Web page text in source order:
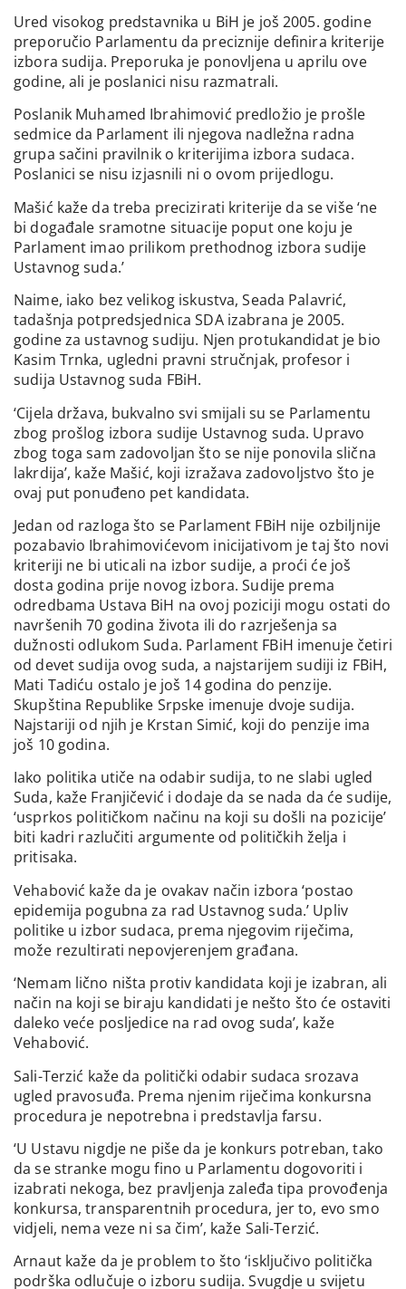
Ured visokog predstavnika u BiH je još 2005. godine
preporučio Parlamentu da preciznije definira kriterije
izbora sudija. Preporuka je ponovljena u aprilu ove
godine, ali je poslanici nisu razmatrali.
Poslanik Muhamed Ibrahimović predložio je prošle
sedmice da Parlament ili njegova nadležna radna
grupa sačini pravilnik o kriterijima izbora sudaca.
Poslanici se nisu izjasnili ni o ovom prijedlogu.
Mašić kaže da treba precizirati kriterije da se više ‘ne
bi događale sramotne situacije poput one koju je
Parlament imao prilikom prethodnog izbora sudije
Ustavnog suda.’
Naime, iako bez velikog iskustva, Seada Palavrić,
tadašnja potpredsjednica SDA izabrana je 2005.
godine za ustavnog sudiju. Njen protukandidat je bio
Kasim Trnka, ugledni pravni stručnjak, profesor i
sudija Ustavnog suda FBiH.
‘Cijela država, bukvalno svi smijali su se Parlamentu
zbog prošlog izbora sudije Ustavnog suda. Upravo
zbog toga sam zadovoljan što se nije ponovila slična
lakrdija’, kaže Mašić, koji izražava zadovoljstvo što je
ovaj put ponuđeno pet kandidata.
Jedan od razloga što se Parlament FBiH nije ozbiljnije
pozabavio Ibrahimovićevom inicijativom je taj što novi
kriteriji ne bi uticali na izbor sudije, a proći će još
dosta godina prije novog izbora. Sudije prema
odredbama Ustava BiH na ovoj poziciji mogu ostati do
navršenih 70 godina života ili do razrješenja sa
dužnosti odlukom Suda. Parlament FBiH imenuje četiri
od devet sudija ovog suda, a najstarijem sudiji iz FBiH,
Mati Tadiću ostalo je još 14 godina do penzije.
Skupština Republike Srpske imenuje dvoje sudija.
Najstariji od njih je Krstan Simić, koji do penzije ima
još 10 godina.
Iako politika utiče na odabir sudija, to ne slabi ugled
Suda, kaže Franjičević i dodaje da se nada da će sudije,
‘usprkos političkom načinu na koji su došli na pozicije’
biti kadri razlučiti argumente od političkih želja i
pritisaka.
Vehabović kaže da je ovakav način izbora ‘postao
epidemija pogubna za rad Ustavnog suda.’ Upliv
politike u izbor sudaca, prema njegovim riječima,
može rezultirati nepovjerenjem građana.
‘Nemam lično ništa protiv kandidata koji je izabran, ali
način na koji se biraju kandidati je nešto što će ostaviti
daleko veće posljedice na rad ovog suda’, kaže
Vehabović.
Sali-Terzić kaže da politički odabir sudaca srozava
ugled pravosuđa. Prema njenim riječima konkursna
procedura je nepotrebna i predstavlja farsu.
‘U Ustavu nigdje ne piše da je konkurs potreban, tako
da se stranke mogu fino u Parlamentu dogovoriti i
izabrati nekoga, bez pravljenja zaleđa tipa provođenja
konkursa, transparentnih procedura, jer to, evo smo
vidjeli, nema veze ni sa čim’, kaže Sali-Terzić.
Arnaut kaže da je problem to što ‘isključivo politička
podrška odlučuje o izboru sudija. Svugdje u svijetu